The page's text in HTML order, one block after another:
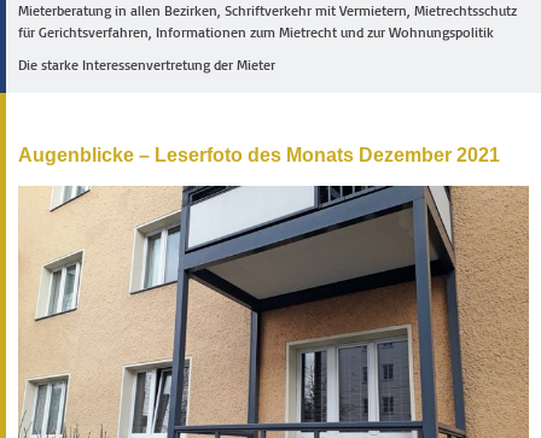
Mieterberatung in allen Bezirken, Schriftverkehr mit Vermietern, Mietrechtsschutz
für Gerichtsverfahren, Informationen zum Mietrecht und zur Wohnungspolitik
Die starke Interessenvertretung der Mieter
Augenblicke – Leserfoto des Monats Dezember 2021